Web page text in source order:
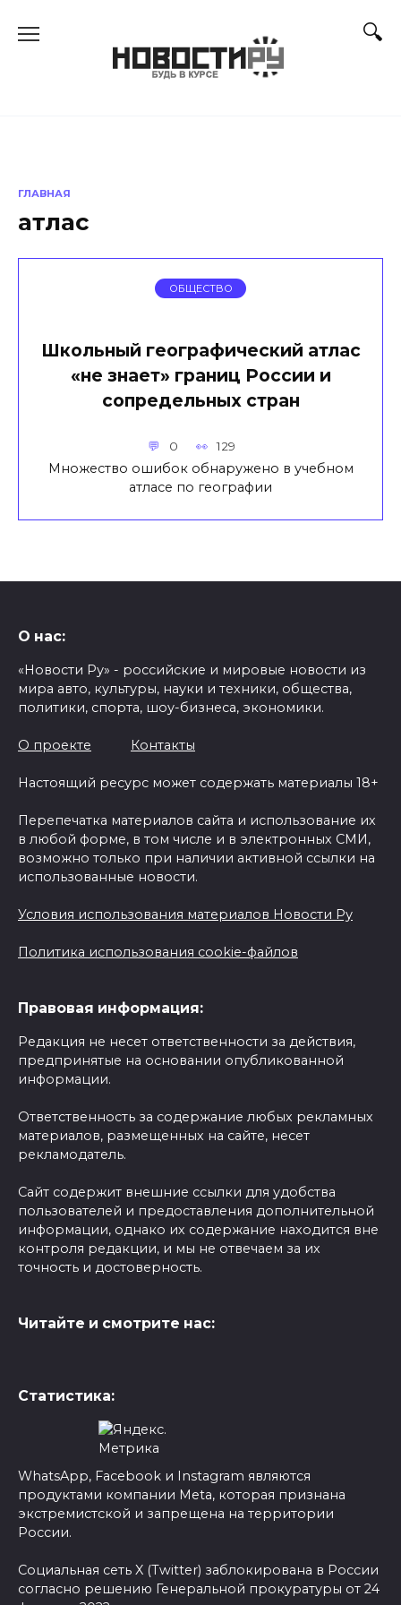
ГЛАВНАЯ
атлас
ОБЩЕСТВО
Школьный географический атлас
«не знает» границ России и
сопредельных стран
0 129
Множество ошибок обнаружено в учебном
атласе по географии
О нас:
«Новости Ру» - российские и мировые новости из
мира авто, культуры, науки и техники, общества,
политики, спорта, шоу-бизнеса, экономики.
О проекте Контакты
Настоящий ресурс может содержать материалы 18+
Перепечатка материалов сайта и использование их
в любой форме, в том числе и в электронных СМИ,
возможно только при наличии активной ссылки на
использованные новости.
Условия использования материалов Новости Ру
Политика использования cookie-файлов
Правовая информация:
Редакция не несет ответственности за действия,
предпринятые на основании опубликованной
информации.
Ответственность за содержание любых рекламных
материалов, размещенных на сайте, несет
рекламодатель.
Сайт содержит внешние ссылки для удобства
пользователей и предоставления дополнительной
информации, однако их содержание находится вне
контроля редакции, и мы не отвечаем за их
точность и достоверность.
Читайте и смотрите нас:
Статистика:
WhatsApp, Facebook и Instagram являются
продуктами компании Meta, которая признана
экстремистской и запрещена на территории
России.
Социальная сеть X (Twitter) заблокирована в России
согласно решению Генеральной прокуратуры от 24